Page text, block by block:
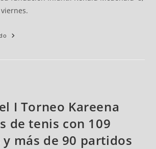
I Torneo Kareena
de tenis con 109
más de 90 partidos